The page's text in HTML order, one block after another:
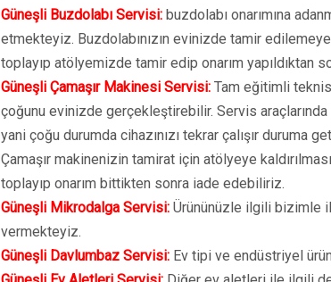
Güneşli Buzdolabı Servisi: buzdolabı onarımına
etmekteyiz. Buzdolabınızın evinizde tamir
toplayıp atölyemizde tamir edip onarım yapıldıktan
Güneşli Çamaşır Makinesi Servisi: Tam eğitimli
çoğunu evinizde gerçekleştirebilir. Servis
yani çoğu durumda cihazınızı tekrar çalışır duruma
Çamaşır makinenizin tamirat için atölyeye
toplayıp onarım bittikten sonra iade edebiliriz.
Güneşli Mikrodalga Servisi: Ürününüzle ilgili bizimle
vermekteyiz.
Güneşli Davlumbaz Servisi: Ev tipi ve endüstriyel